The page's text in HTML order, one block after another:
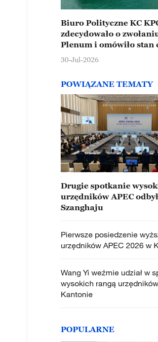
Biuro Polityczne KC
zdecydowało o
Plenum i omówiło stan
gospodarki
30-Jul-2026
POWIĄZANE TEMATY
Drugie spotkanie
urzędników APEC
Szanghaju
Pierwsze posiedzenie
urzędników APEC 2026 w
Wang Yi weźmie udział w
wysokich rangą
Kantonie
POPULARNE